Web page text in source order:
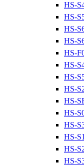
HS-
HS-
HS-
HS-
HS-
HS-
HS-
HS-
HS-
HS-
HS-
HS-
HS-
HS-